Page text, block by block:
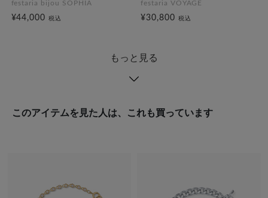
festaria bijou SOPHIA
¥44,000税込
festaria VOYAGE
¥30,800 税込
もっと見る
このアイテムを見た人は、これも買っています